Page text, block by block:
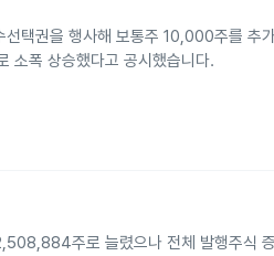
선택권을 행사해 보통주 10,000주를
소폭 상승했다고 공시했습니다.
주로 늘렸으나 전체 발행주식